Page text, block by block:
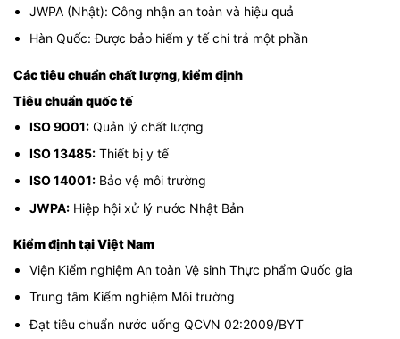
JWPA (Nhật): Công nhận an toàn và hiệu quả
Hàn Quốc: Được bảo hiểm y tế chi trả một phần
Các tiêu chuẩn chất lượng, kiểm định
Tiêu chuẩn quốc tế
ISO 9001: Quản lý chất lượng
ISO 13485: Thiết bị y tế
ISO 14001: Bảo vệ môi trường
JWPA: Hiệp hội xử lý nước Nhật Bản
Kiểm định tại Việt Nam
Viện Kiểm nghiệm An toàn Vệ sinh Thực phẩm Quốc gia
Trung tâm Kiểm nghiệm Môi trường
Đạt tiêu chuẩn nước uống QCVN 02:2009/BYT